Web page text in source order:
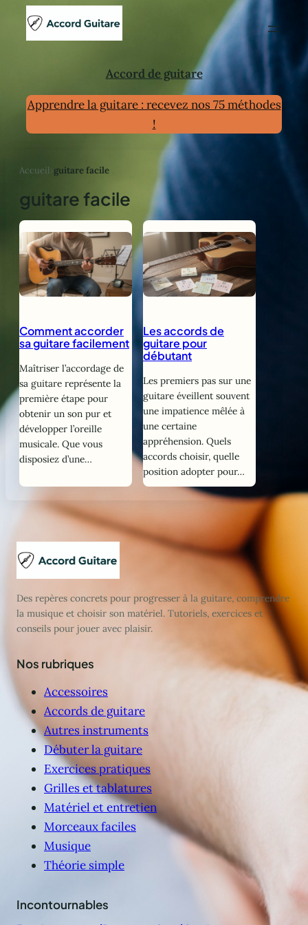
Aller
Accord de guitare
Apprendre la guitare : recevez nos 75 méthodes
!
Accueil ›guitare facile
guitare facile
Comment accorder
sa guitare facilement
Maîtriser l’accordage de
sa guitare représente la
première étape pour
obtenir un son pur et
développer l’oreille
musicale. Que vous
disposiez d’une…
Les accords de
guitare pour
débutant
Les premiers pas sur une
guitare éveillent souvent
une impatience mêlée à
une certaine
appréhension. Quels
accords choisir, quelle
position adopter pour…
Des repères concrets pour progresser à la guitare, comprendre
la musique et choisir son matériel. Tutoriels, exercices et
conseils pour jouer avec plaisir.
Nos rubriques
Accessoires
Accords de guitare
Autres instruments
Débuter la guitare
Exercices pratiques
Grilles et tablatures
Matériel et entretien
Morceaux faciles
Musique
Théorie simple
Incontournables